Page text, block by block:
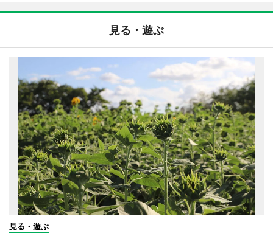
見る・遊ぶ
見る・遊ぶ